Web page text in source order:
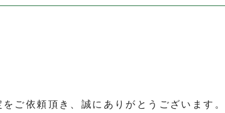
ご依頼頂き、誠にありがとうございます。